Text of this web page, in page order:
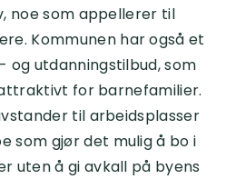
noe som appellerer til
Kommunen har også et
utdanningstilbud, som
for barnefamilier.
til arbeidsplasser
som gjør det mulig å bo i
uten å gi avkall på byens